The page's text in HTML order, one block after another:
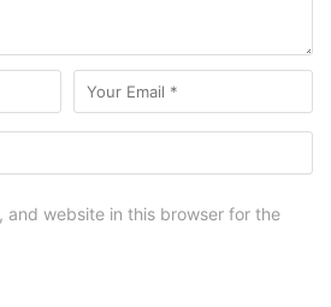
and website in this browser for the